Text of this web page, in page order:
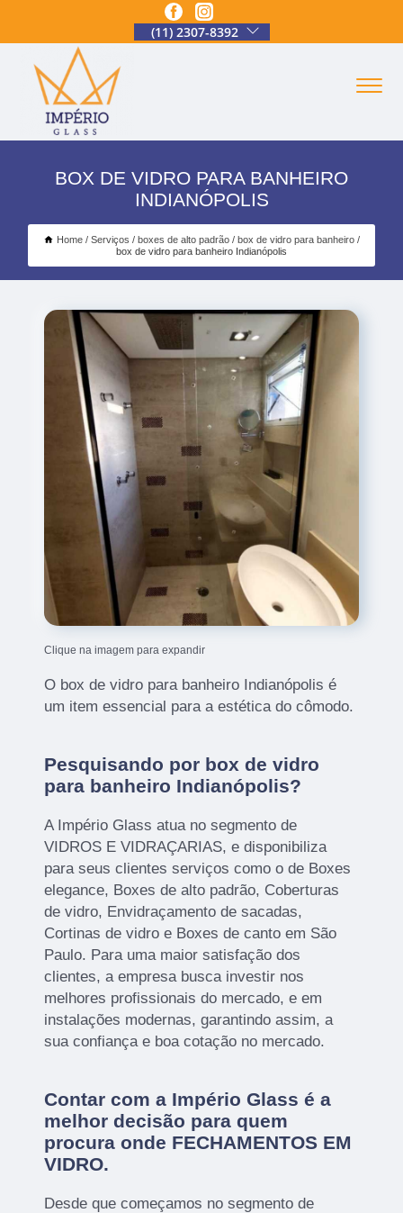
(11) 2307-8392
BOX DE VIDRO PARA BANHEIRO
INDIANÓPOLIS
Home Serviços boxes de alto padrão
box de vidro para banheiro
box de vidro para banheiro Indianópolis
Clique na imagem para expandir
O box de vidro para banheiro Indianópolis é
um item essencial para a estética do cômodo.
Pesquisando por box de vidro
para banheiro Indianópolis?
A Império Glass atua no segmento de
VIDROS E VIDRAÇARIAS, e disponibiliza
para seus clientes serviços como o de Boxes
elegance, Boxes de alto padrão, Coberturas
de vidro, Envidraçamento de sacadas,
Cortinas de vidro e Boxes de canto em São
Paulo. Para uma maior satisfação dos
clientes, a empresa busca investir nos
melhores profissionais do mercado, e em
instalações modernas, garantindo assim, a
sua confiança e boa cotação no mercado.
Contar com a Império Glass é a
melhor decisão para quem
procura onde FECHAMENTOS EM
VIDRO.
Desde que começamos no segmento de